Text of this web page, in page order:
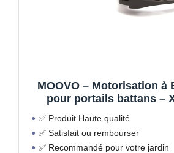
MOOVO – Motorisation à
pour portails battans –
✅ Produit Haute qualité
✅ Satisfait ou rembourser
✅ Recommandé pour votre jardin